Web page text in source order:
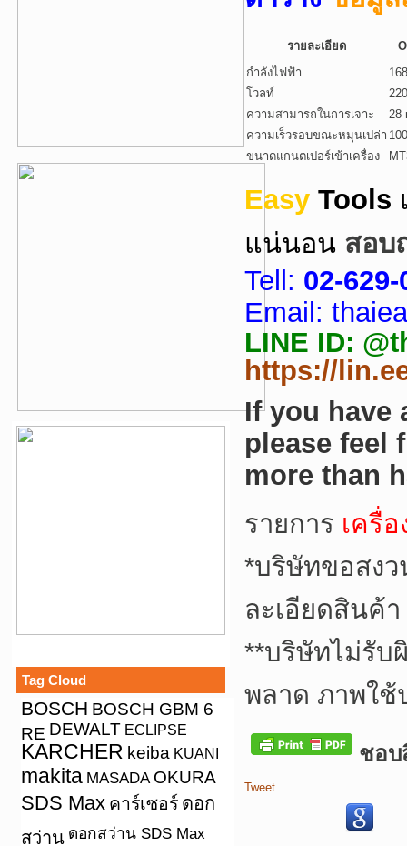
Tag Cloud
BOSCH BOSCH GBM 6
RE DEWALT ECLIPSE
KARCHER keiba KUANI
makita MASADA OKURA
SDS Max คาร์เซอร์ ดอก
สว่าน ดอกสว่าน SDS Max
รายละเอียด
กำลังไฟฟ้า
โวลท์
ความสามารถในการเจาะ
28
ความเร็วรอบขณะหมุนเปล่า
ขนาดแกนตเปอร์เข้าเครื่อง
Easy Tools
แน่นอน สอบ
Tell: 02-629-
Email:
LINE ID:
https://
If you have
please feel
more than
รายการ เครื่
*บริษัทขอสงว
ละเอียดสินค้
**บริษัทไม่รับ
พลาด ภาพใ
ชอบ
Tweet